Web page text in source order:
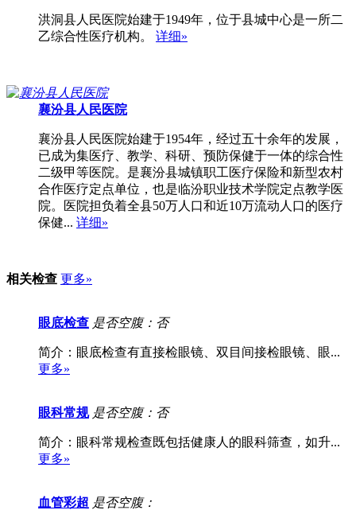
洪洞县人民医院始建于1949年，位于县城中心是一所二
乙综合性医疗机构。 详细»
襄汾县人民医院
襄汾县人民医院始建于1954年，经过五十余年的发展，
已成为集医疗、教学、科研、预防保健于一体的综合性
二级甲等医院。是襄汾县城镇职工医疗保险和新型农村
合作医疗定点单位，也是临汾职业技术学院定点教学医
院。医院担负着全县50万人口和近10万流动人口的医疗
保健... 详细»
相关检查 更多»
眼底检查 是否空腹：否
简介：眼底检查有直接检眼镜、双目间接检眼镜、眼...
更多»
眼科常规 是否空腹：否
简介：眼科常规检查既包括健康人的眼科筛查，如升...
更多»
血管彩超 是否空腹：